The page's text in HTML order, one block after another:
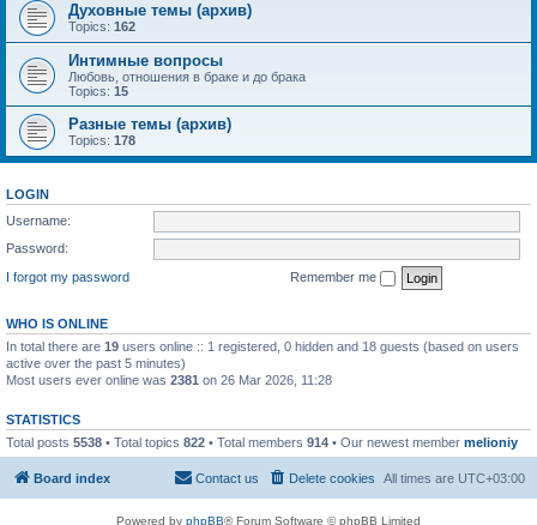
Духовные темы (архив)
Topics: 162
Интимные вопросы
Любовь, отношения в браке и до брака
Topics: 15
Разные темы (архив)
Topics: 178
LOGIN
Username:
Password:
I forgot my password
Remember me
WHO IS ONLINE
In total there are 19 users online :: 1 registered, 0 hidden and 18 guests (based on users
active over the past 5 minutes)
Most users ever online was 2381 on 26 Mar 2026, 11:28
STATISTICS
Total posts 5538 • Total topics 822 • Total members 914 • Our newest member melioniy
Board index All times are UTC+03:00
Delete cookies
Contact us
Powered by phpBB® Forum Software © phpBB Limited